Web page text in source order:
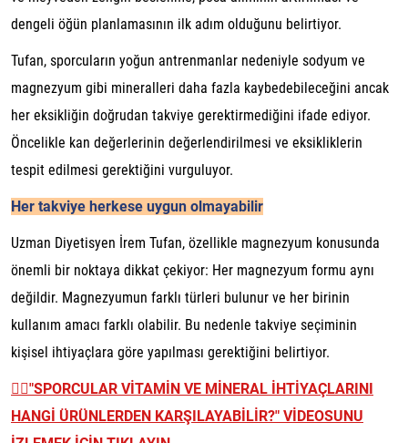
dengeli öğün planlamasının ilk adım olduğunu belirtiyor.
Tufan, sporcuların yoğun antrenmanlar nedeniyle sodyum ve
magnezyum gibi mineralleri daha fazla kaybedebileceğini ancak
her eksikliğin doğrudan takviye gerektirmediğini ifade ediyor.
Öncelikle kan değerlerinin değerlendirilmesi ve eksikliklerin
tespit edilmesi gerektiğini vurguluyor.
Her takviye herkese uygun olmayabilir
Uzman Diyetisyen İrem Tufan, özellikle magnezyum konusunda
önemli bir noktaya dikkat çekiyor: Her magnezyum formu aynı
değildir. Magnezyumun farklı türleri bulunur ve her birinin
kullanım amacı farklı olabilir. Bu nedenle takviye seçiminin
kişisel ihtiyaçlara göre yapılması gerektiğini belirtiyor.
👉🏼"SPORCULAR VİTAMİN VE MİNERAL İHTİYAÇLARINI
HANGİ ÜRÜNLERDEN KARŞILAYABİLİR?" VİDEOSUNU